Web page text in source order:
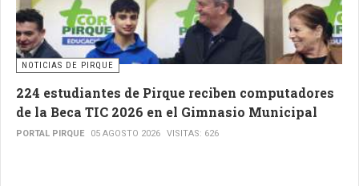
NOTICIAS DE PIRQUE
224 estudiantes de Pirque reciben computadores
de la Beca TIC 2026 en el Gimnasio Municipal
PORTAL PIRQUE 05 AGOSTO 2026 VISITAS: 626